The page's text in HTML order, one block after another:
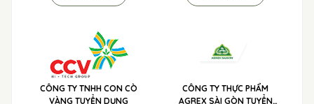
CÔNG TY TNHH CON CÒ
VÀNG TUYỂN DỤNG
CÔNG TY THỰC PHẨM
AGREX SÀI GÒN TUYỂN